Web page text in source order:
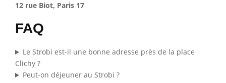
12 rue Biot, Paris 17
FAQ
Le Strobi est-il une bonne adresse près de la place
Clichy ?
Peut-on déjeuner au Strobi ?